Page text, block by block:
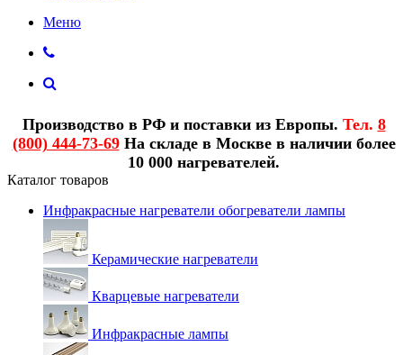
Меню
Производство в РФ и поставки из Европы. Тел. 8
(800) 444-73-69На складе в Москве в наличии более
10 000 нагревателей.
Каталог товаров
Инфракрасные нагреватели обогреватели лампы
Керамические нагреватели
Кварцевые нагреватели
Инфракрасные лампы